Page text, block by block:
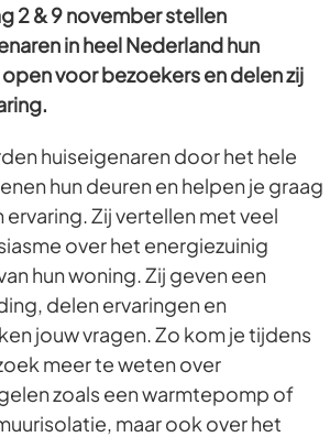
2 & 9 november stellen
in heel Nederland hun
voor bezoekers en delen zij
huiseigenaren door het hele
hun deuren en helpen je graag
ervaring. Zij vertellen met veel
over het energiezuinig
hun woning. Zij geven een
delen ervaringen en
jouw vragen. Zo kom je tijdens
meer te weten over
zoals een warmtepomp of
maar ook over het